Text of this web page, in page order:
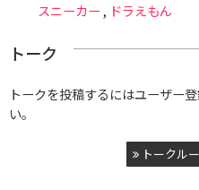
スニーカー , ドラえもん
トーク
トークを投稿するにはユーザー
い。
トークル